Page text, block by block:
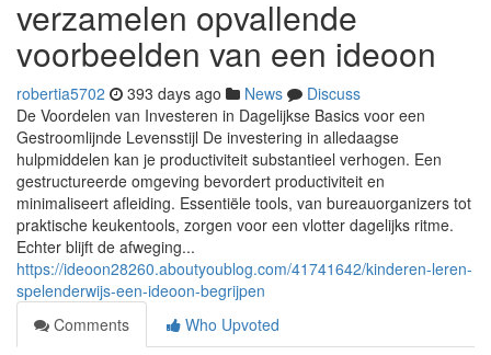
verzamelen opvallende
voorbeelden van een ideoon
robertia5702 393 days ago News
Discuss
De Voordelen van Investeren in Dagelijkse Basics voor een
Gestroomlijnde Levensstijl De investering in alledaagse
hulpmiddelen kan je productiviteit substantieel verhogen. Een
gestructureerde omgeving bevordert productiviteit en
minimaliseert afleiding. Essentiële tools, van bureauorganizers tot
praktische keukentools, zorgen voor een vlotter dagelijks ritme.
Echter blijft de afweging...
https://ideoon28260.aboutyoublog.com/41741642/kinderen-leren-
spelenderwijs-een-ideoon-begrijpen
Comments
Who Upvoted